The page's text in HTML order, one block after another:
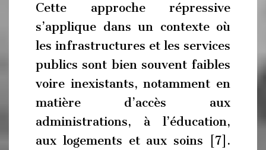
Cette approche répressive
s’applique dans un contexte où
les infrastructures et les services
publics sont bien souvent faibles
voire inexistants, notamment en
matière d’accès aux
administrations, à l’éducation,
aux logements et aux soins [7].